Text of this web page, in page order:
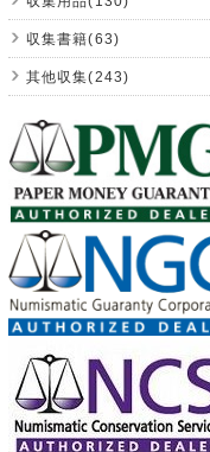
収集書籍(63)
其他収集(243)